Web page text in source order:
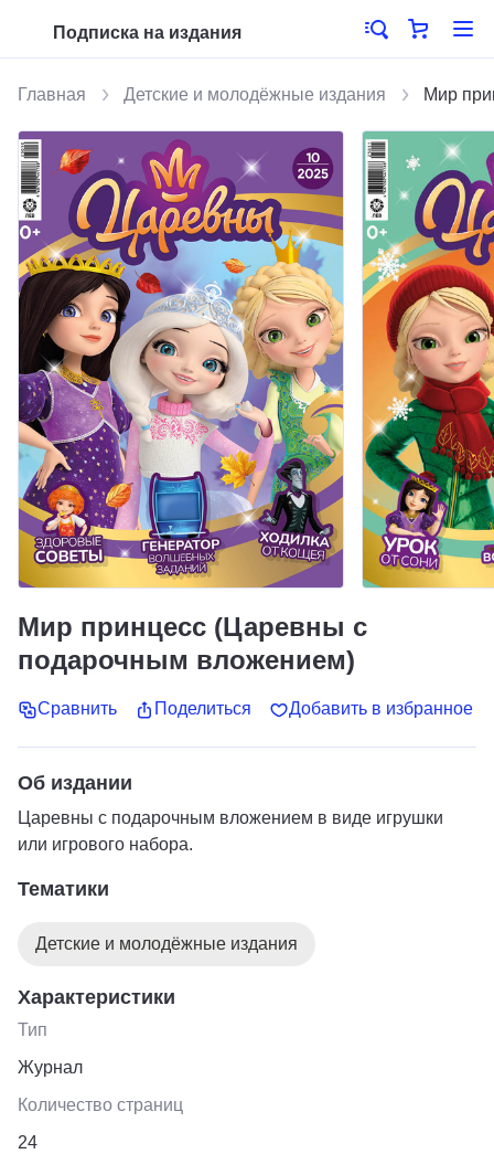
Подписка на издания
Главная Детские и молодёжные издания Мир
Мир принцесс (Царевны с
подарочным вложением)
Сравнить Поделиться Добавить в избранное
Об издании
Царевны с подарочным вложением в виде игрушки
или игрового набора.
Тематики
Детские и молодёжные издания
Характеристики
Тип
Журнал
Количество страниц
24